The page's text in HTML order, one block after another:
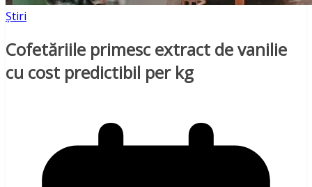
Știri
Cofetăriile primesc extract de vanilie
cu cost predictibil per kg